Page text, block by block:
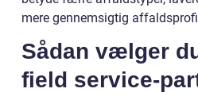
mere gennemsigtig
Sådan vælger
field service-